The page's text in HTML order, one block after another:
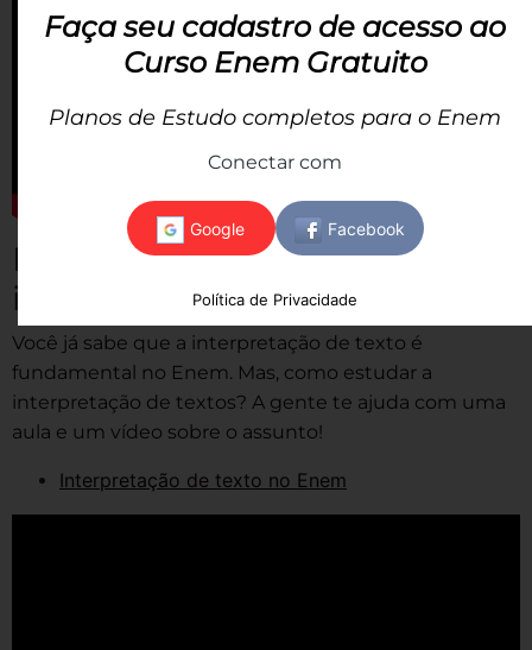
Interpretação de texto e de
imagens
Você já sabe que a interpretação de texto é
fundamental no Enem. Mas, como estudar a
interpretação de textos? A gente te ajuda com uma
aula e um vídeo sobre o assunto!
Interpretação de texto no Enem
Faça seu cadastro de acesso ao
Curso Enem Gratuito
Planos de Estudo completos para o Enem
Conectar com
Política de Privacidade